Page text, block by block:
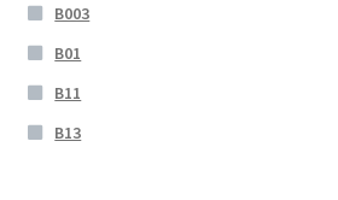
B003
B01
B11
B13